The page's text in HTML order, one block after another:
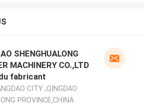
SHENGHUALONG
MACHINERY CO.,LTD
fabricant
CITY ,QINGDAO
PROVINCE,CHINA